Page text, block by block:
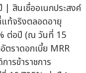
| สินเชื่ออเนกประสงค์
ท้จริงตลอดอายุ
ต่อปี (ณ วันที่ 15
ราดอกเบี้ย MRR
รข้าราชการ